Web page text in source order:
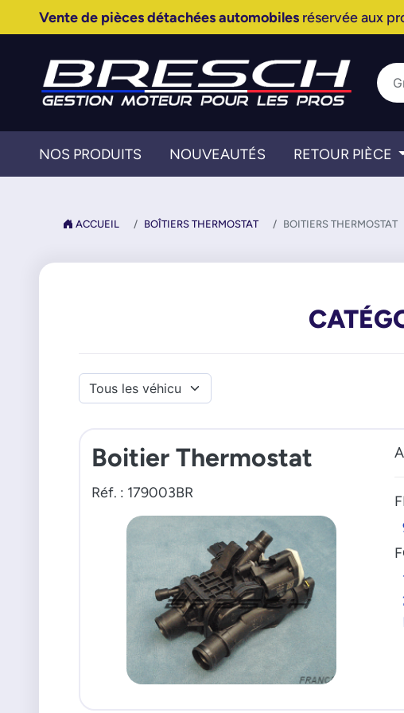
Vente de pièces détachées automobilesréservée aux
NOS PRODUITS NOUVEAUTÉS RETOUR PIÈCE
ACCUEIL BOÎTIERS THERMOSTAT BOITIERS THERMOSTAT
Boitier Thermostat
Réf. : 179003BR